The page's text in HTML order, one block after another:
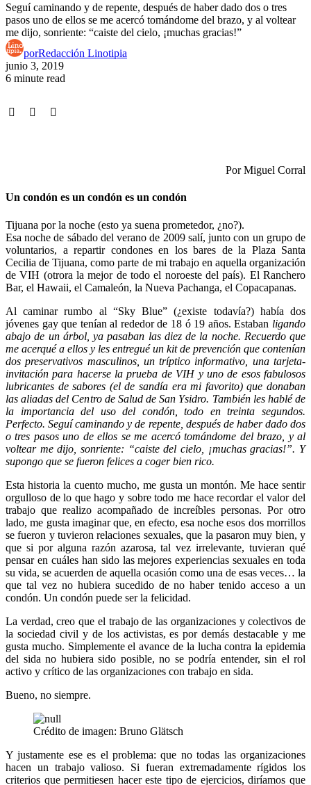
Seguí caminando y de repente, después de haber dado dos o tres
pasos uno de ellos se me acercó tomándome del brazo, y al voltear
me dijo, sonriente: “caiste del cielo, ¡muchas gracias!”
porRedacción Linotipia
junio 3, 2019
6 minute read
Por Miguel Corral
Un condón es un condón es un condón
Tijuana por la noche (esto ya suena prometedor, ¿no?).
Esa noche de sábado del verano de 2009 salí, junto con un grupo de
voluntarios, a repartir condones en los bares de la Plaza Santa
Cecilia de Tijuana, como parte de mi trabajo en aquella organización
de VIH (otrora la mejor de todo el noroeste del país). El Ranchero
Bar, el Hawaii, el Camaleón, la Nueva Pachanga, el Copacapanas.
Al caminar rumbo al “Sky Blue” (¿existe todavía?) había dos
jóvenes gay que tenían al rededor de 18 ó 19 años. Estaban ligando
abajo de un árbol, ya pasaban las diez de la noche. Recuerdo que
me acerqué a ellos y les entregué un kit de prevención que contenían
dos preservativos masculinos, un tríptico informativo, una tarjeta-
invitación para hacerse la prueba de VIH y uno de esos fabulosos
lubricantes de sabores (el de sandía era mi favorito) que donaban
las aliadas del Centro de Salud de San Ysidro. También les hablé de
la importancia del uso del condón, todo en treinta segundos.
Perfecto. Seguí caminando y de repente, después de haber dado dos
o tres pasos uno de ellos se me acercó tomándome del brazo, y al
voltear me dijo, sonriente: “caiste del cielo, ¡muchas gracias!”. Y
supongo que se fueron felices a coger bien rico.
Esta historia la cuento mucho, me gusta un montón. Me hace sentir
orgulloso de lo que hago y sobre todo me hace recordar el valor del
trabajo que realizo acompañado de increíbles personas. Por otro
lado, me gusta imaginar que, en efecto, esa noche esos dos morrillos
se fueron y tuvieron relaciones sexuales, que la pasaron muy bien, y
que si por alguna razón azarosa, tal vez irrelevante, tuvieran qué
pensar en cuáles han sido las mejores experiencias sexuales en toda
su vida, se acuerden de aquella ocasión como una de esas veces… la
que tal vez no hubiera sucedido de no haber tenido acceso a un
condón. Un condón puede ser la felicidad.
La verdad, creo que el trabajo de las organizaciones y colectivos de
la sociedad civil y de los activistas, es por demás destacable y me
gusta mucho. Simplemente el avance de la lucha contra la epidemia
del sida no hubiera sido posible, no se podría entender, sin el rol
activo y crítico de las organizaciones con trabajo en sida.
Bueno, no siempre.
Crédito de imagen: Bruno Glätsch
Y justamente ese es el problema: que no todas las organizaciones
hacen un trabajo valioso. Si fueran extremadamente rígidos los
criterios que permitiesen hacer este tipo de ejercicios, diríamos que